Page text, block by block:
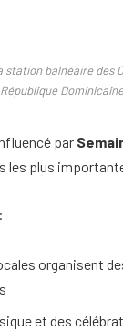
station balnéaire des
Dominicaine
par
les plus
organisent
et des